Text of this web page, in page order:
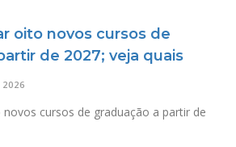
oito novos cursos de
de 2027; veja quais
cursos de graduação a partir de